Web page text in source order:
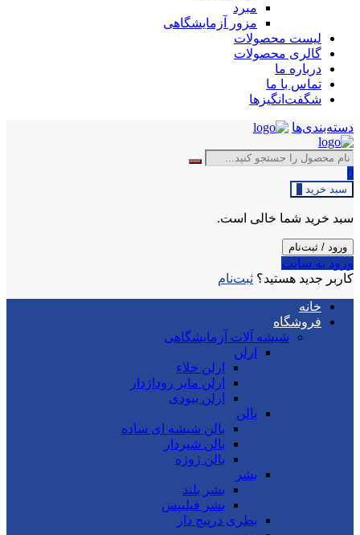
مبرد
مزور آزمایشگاهی
لیست محصولات
گالری محصولات
درباره ما
تماس با ما
شگفت‌انگیزها
دسته‌بندی‌ها
0
سبد خرید
سبد خرید شما خالی است.
ورود / ثبت‌نام
ورود به سایت
کاربر جدید هستید؟ ثبت‌نام
خانه
فروشگاه
شیشه آلات آزمایشگاهی
ارلن
ارلن خلاء
ارلن مایر روداژدار
ارلن بیودی
بالن
بالن شیشه ای ساده
بالن شیردار
بالن ژوژه
بشر
بشر بلند
بشر فیلیپس
بطری درپیچ دار